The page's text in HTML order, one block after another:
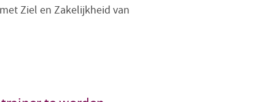
Ziel en Zakelijkheid van